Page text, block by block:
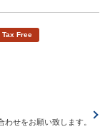
Tax Free
せをお願い致します。